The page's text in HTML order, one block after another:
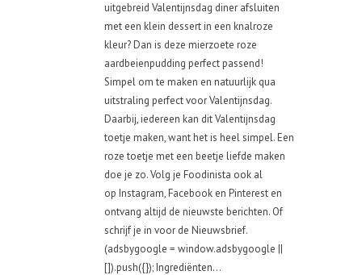
uitgebreid Valentijnsdag diner afsluiten
met een klein dessert in een knalroze
kleur? Dan is deze mierzoete roze
aardbeienpudding perfect passend!
Simpel om te maken en natuurlijk qua
uitstraling perfect voor Valentijnsdag.
Daarbij, iedereen kan dit Valentijnsdag
toetje maken, want het is heel simpel. Een
roze toetje met een beetje liefde maken
doe je zo. Volg je Foodinista ook al
op Instagram, Facebook en Pinterest en
ontvang altijd de nieuwste berichten. Of
schrijf je in voor de Nieuwsbrief.
(adsbygoogle = window.adsbygoogle ||
[]).push({}); Ingrediënten...